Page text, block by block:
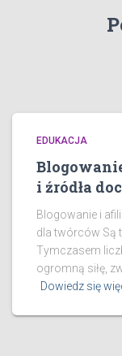
EDUKACJA
i źródła
Blogowanie i
dla twórców Są
Tymczasem
ogromną siłę,
Dowiedz się